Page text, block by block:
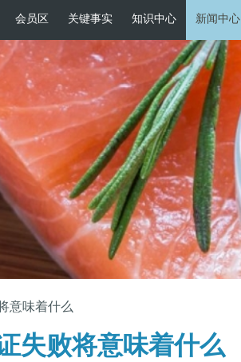
会员区 关键事实 知识中心 新闻中心
意味着什么
失败将意味着什么